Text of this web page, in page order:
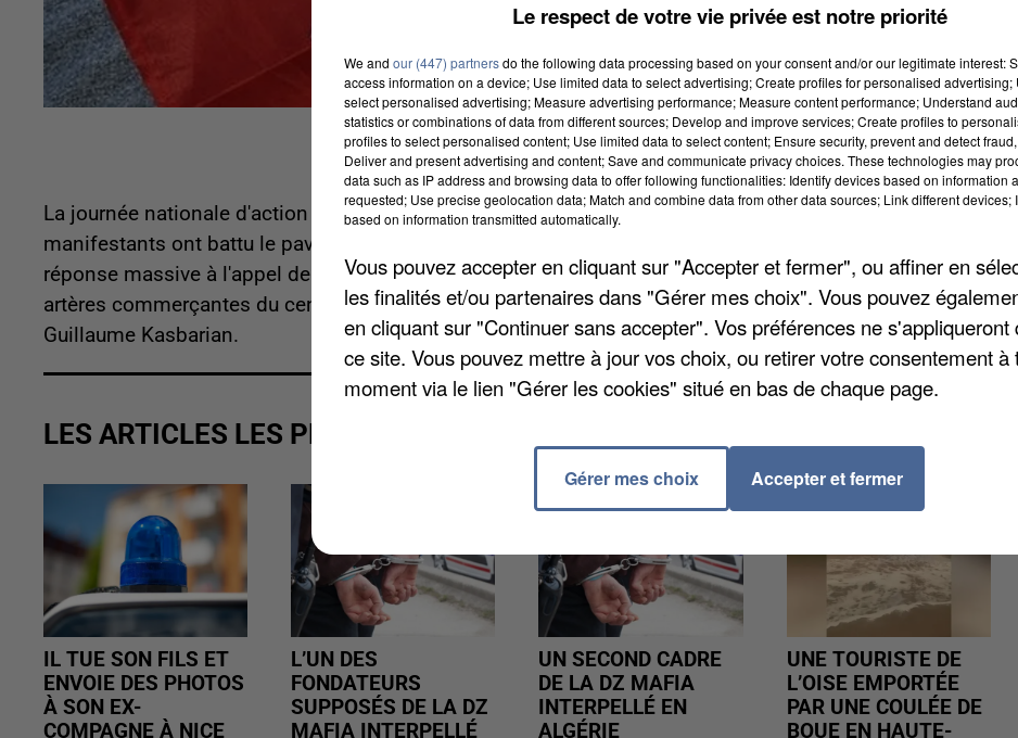
La journée nationale d'action des retraités prévue hier a été largement relayée en Eure-et-Loir : 170
manifestants ont battu le pavé dans les rues de Chartres pour défendre leur pouvoir d'achat. Une
réponse massive à l'appel de l'intersyndicale du département. Les participants ont manifesté dans les
artères commerçantes du centre-ville, avant de faire une halte devant la permanence du député
Guillaume Kasbarian.
LES ARTICLES LES PLUS VUS
IL TUE SON FILS ET
ENVOIE DES PHOTOS
À SON EX-
COMPAGNE À NICE
L’UN DES
FONDATEURS
SUPPOSÉS DE LA DZ
MAFIA INTERPELLÉ
UN SECOND CADRE
DE LA DZ MAFIA
INTERPELLÉ EN
ALGÉRIE
UNE TOURISTE DE
L’OISE EMPORTÉE
PAR UNE COULÉE DE
BOUE EN HAUTE-
Le respect de votre vie privée est notre priorité
We and our (447) partnersdo the following data processing based on your consent and/or our legitimate interest:
access information on a device; Use limited data to select advertising; Create profiles for personalised advertising;
select personalised advertising; Measure advertising performance; Measure content performance; Understand
statistics or combinations of data from different sources; Develop and improve services; Create profiles to
profiles to select personalised content; Use limited data to select content; Ensure security, prevent and detect
Deliver and present advertising and content; Save and communicate privacy choices. These technologies may
data such as IP address and browsing data to offer following functionalities: Identify devices based on information
requested; Use precise geolocation data; Match and combine data from other data sources; Link different devices;
based on information transmitted automatically.
Vous pouvez accepter en cliquant sur "Accepter et fermer", ou affiner en
les finalités et/ou partenaires dans "Gérer mes choix". Vous pouvez
en cliquant sur "Continuer sans accepter". Vos préférences ne s'appliqueront
ce site. Vous pouvez mettre à jour vos choix, ou retirer votre consentement à
moment via le lien "Gérer les cookies" situé en bas de chaque page.
Gérer mes choix Accepter et fermer